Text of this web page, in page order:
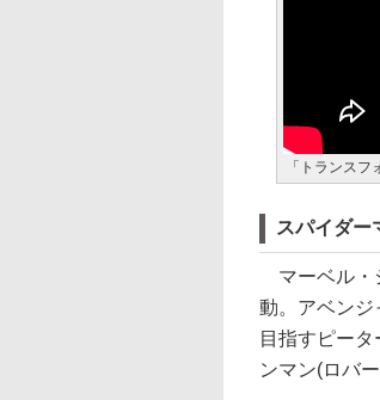
「トランス
スパイダー
マーベル・
動。アベンジ
目指すピー
ンマン(ロバ